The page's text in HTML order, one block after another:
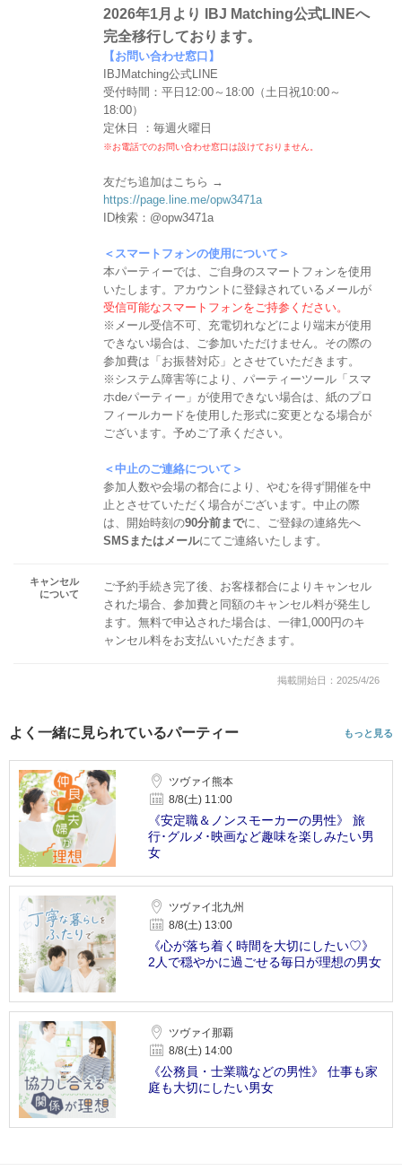
2026年1月より IBJ Matching公式LINEへ
完全移行しております。
【お問い合わせ窓口】
IBJMatching公式LINE
受付時間：平日12:00～18:00（土日祝10:00～
18:00）
定休日 ：毎週火曜日
※お電話でのお問い合わせ窓口は設けておりません。
友だち追加はこちら →
https://page.line.me/opw3471a
ID検索：@opw3471a
＜スマートフォンの使用について＞
本パーティーでは、ご自身のスマートフォンを使用
いたします。アカウントに登録されているメールが
受信可能なスマートフォンをご持参ください。
※メール受信不可、充電切れなどにより端末が使用
できない場合は、ご参加いただけません。その際の
参加費は「お振替対応」とさせていただきます。
※システム障害等により、パーティーツール「スマ
ホdeパーティー」が使用できない場合は、紙のプロ
フィールカードを使用した形式に変更となる場合が
ございます。予めご了承ください。
＜中止のご連絡について＞
参加人数や会場の都合により、やむを得ず開催を中
止とさせていただく場合がございます。中止の際
は、開始時刻の90分前までに、ご登録の連絡先へ
SMSまたはメールにてご連絡いたします。
キャンセル
について
ご予約手続き完了後、お客様都合によりキャンセル
された場合、参加費と同額のキャンセル料が発生し
ます。無料で申込された場合は、一律1,000円のキ
ャンセル料をお支払いいただきます。
掲載開始日：2025/4/26
よく一緒に見られているパーティー もっと見る
ツヴァイ熊本
8/8(土) 11:00
《安定職＆ノンスモーカーの男性》 旅
行･グルメ･映画など趣味を楽しみたい男
女
ツヴァイ北九州
8/8(土) 13:00
《心が落ち着く時間を大切にしたい♡》
2人で穏やかに過ごせる毎日が理想の男女
ツヴァイ那覇
8/8(土) 14:00
《公務員・士業職などの男性》 仕事も家
庭も大切にしたい男女